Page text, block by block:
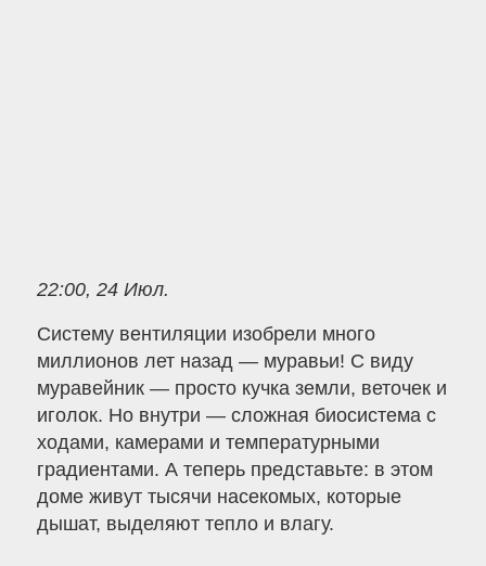
22:00, 24 Июл.
Систему вентиляции изобрели много
миллионов лет назад — муравьи! С виду
муравейник — просто кучка земли, веточек и
иголок. Но внутри — сложная биосистема с
ходами, камерами и температурными
градиентами. А теперь представьте: в этом
доме живут тысячи насекомых, которые
дышат, выделяют тепло и влагу.